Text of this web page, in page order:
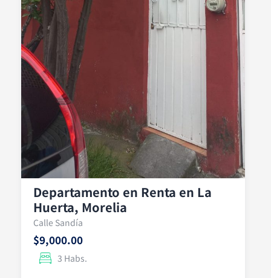
Departamento en Renta en La
Huerta, Morelia
Calle Sandía
$9,000.00
3 Habs.